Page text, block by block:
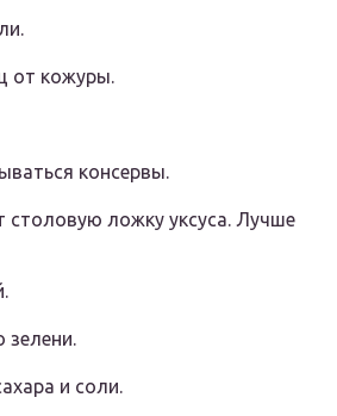
от кожуры.
консервы.
столовую ложку уксуса. Лучше
зелени.
и соли.